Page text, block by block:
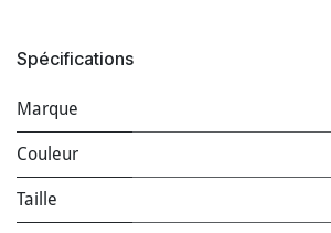
Spécifications
Marque
Couleur
Taille